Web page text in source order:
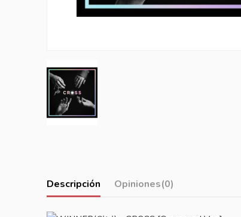
Descripción Opiniones(0)